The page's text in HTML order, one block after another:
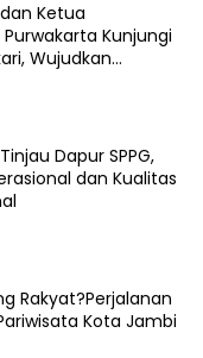
Ketua
Kunjungi
Wujudkan
Anak Usia
Dapur SPPG,
dan Kualitas
Rakyat?Perjalanan
Kota Jambi